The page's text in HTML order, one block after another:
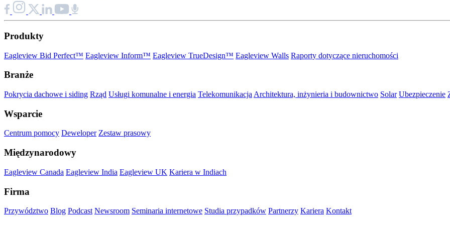
Produkty
Eagleview Bid Perfect™ Eagleview Inform™ Eagleview TrueDesign™ Eagleview Walls Raporty dotyczące nieruchomości
Branże
Pokrycia dachowe i siding Rząd Usługi komunalne i energia Telekomunikacja Architektura, inżynieria i budownictwo Solar Ubezpieczenie
Wsparcie
Centrum pomocy Deweloper Zestaw prasowy
Międzynarodowy
Eagleview Canada Eagleview India Eagleview UK Kariera w Indiach
Firma
Przywództwo Blog Podcast Newsroom Seminaria internetowe Studia przypadków Partnerzy Kariera Kontakt